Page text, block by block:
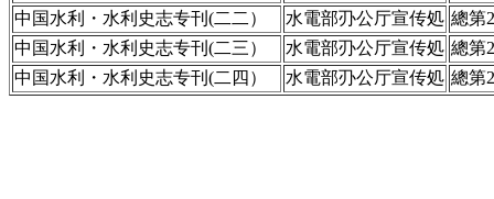
中国水利・水利史志专刊(二二）
水電部刅公厅宣传処 總第
中国水利・水利史志专刊(二三）
水電部刅公厅宣传処 總第
中国水利・水利史志专刊(二四）
水電部刅公厅宣传処 總第